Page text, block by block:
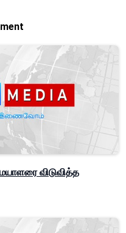
விடுவித்த